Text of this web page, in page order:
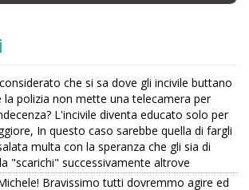
che si sa dove gli incivile buttano
polizia non mette una telecamera per
L'incivile diventa educato solo per
In questo caso sarebbe quella di fargli
multa con la speranza che gli sia di
"scarichi" successivamente altrove
Bravissimo tutti dovremmo agire ed